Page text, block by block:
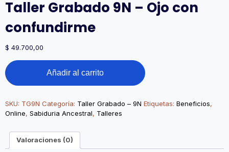
Taller Grabado 9N – Ojo con
confundirme
$ 49.700,00
Taller
Grabado
9N
Ojo
con
cantidad
Añadir al carrito
SKU: TG9N Categoría: Taller Grabado – 9N Etiquetas: Beneficios,
Online, Sabiduria Ancestral, Talleres
Valoraciones (0)